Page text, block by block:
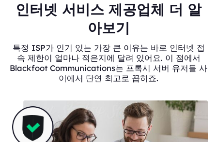
인터넷 서비스 제공업체 더 알
아보기
특정 ISP가 인기 있는 가장 큰 이유는 바로 인터넷 접
속 제한이 얼마나 적은지에 달려 있어요. 이 점에서
Blackfoot Communications는 프록시 서버 유저들 사
이에서 단연 최고로 꼽히죠.